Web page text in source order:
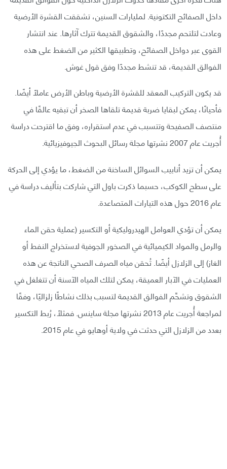
داخل الصفائح التكتونية. لمليارات السنين، تشققت القشرة الأرضية
وعادت لتلتحم مجددًا، والشقوق القديمة تترك آثارها. عند انتشار
القوى عبر دواخل الصفائح، وتطبيقها الكثير من الضغط على هذه
الفوالق القديمة، قد تنشط مجددًا وفق قول غوش.
قد يكون التركيب المعقد للقشرة الأرضية وباطن الأرض عاملًا أيضًا.
فأحيانًا، يمكن لبقايا ضربة قديمة تلقاها الصخر أن تبقيه عالقًا في
منتصف الصفيحة وتتسبب في عدم استقراره، وفق ما اقترحت دراسة
أُجريت عام 2007 نشرتها مجلة رسائل البحوث الجيوفيزيائية.
يمكن أن تزيد أنابيب السوائل الساخنة من الضغط، ما يؤدي إلى الحركة
على سطح الكوكب، حسبما ذكرت باول التي شاركت بتأليف دراسة في
عام 2016 حول هذه التيارات المتصاعدة.
يمكن أن تؤدي العوامل الهيدروليكية أو التكسير (عملية حقن الماء
والرمل والمواد الكيميائية في الصخور الجوفية لاستخراج النفط أو
الغاز) إلى الزلازل أيضًا. تُحقن مياه الصرف الصحي الناتجة عن هذه
العمليات في الآبار العميقة، يمكن لتلك المياه الآسنة أن تتغلغل في
الشقوق وتشحِّم الفوالق القديمة لتسبب بذلك نشاطًا زلزاليًا، وفقًا
لمراجعة أُجريت عام 2013 نشرتها مجلة ساينس. فمثلًا، رُبط التكسير
بعدد من الزلازل التي حدثت في ولاية أوهايو في عام 2015.